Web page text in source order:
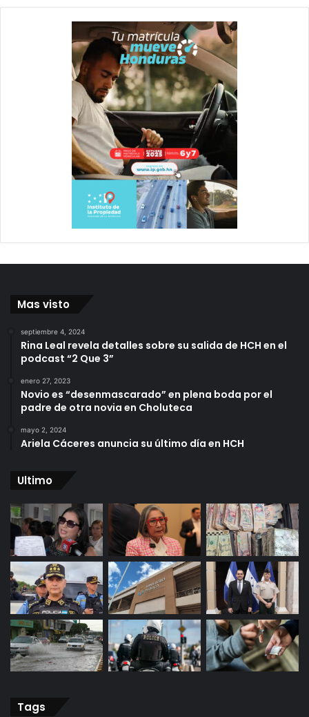
Mas visto
septiembre 4, 2024
Rina Leal revela detalles sobre su salida de HCH en el
podcast “2 Que 3”
enero 27, 2023
Novio es “desenmascarado” en plena boda por el
padre de otra novia en Choluteca
mayo 2, 2024
Ariela Cáceres anuncia su último día en HCH
Ultimo
Tags